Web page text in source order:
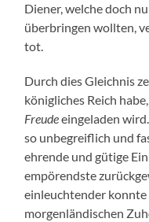
Diener, welche doch
überbringen wollten,
tot.
Durch dies Gleichnis
königliches Reich
Freudeeingeladen
so unbegreiflich und
ehrende und gütige
empörendste
einleuchtender konnte
morgenländischen